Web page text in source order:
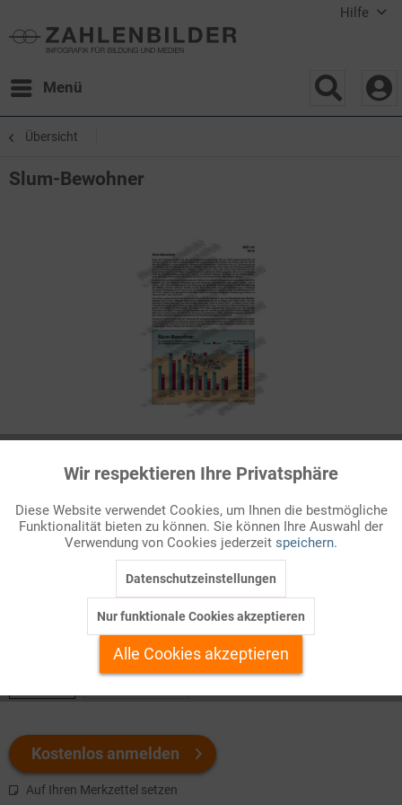
Hilfe
Menü
Übersicht
Slum-Bewohner
Eines der Entwicklungsziele, die sich die Weltgemeinschaft für
die Zeit bis 2030 vorgenommen hat, will Schluss machen mit
Welchen Download brauchen Sie?
s/w-Version
Kostenlos anmelden
Auf Ihren Merkzettel setzen
Funktionale Aktiv
Marketing Inaktiv
Personalisierung Inaktiv
Service
Wir respektieren Ihre Privatsphäre
Diese Website verwendet Cookies, um Ihnen die bestmögliche
Funktionalität bieten zu können. Sie können Ihre Auswahl der
Verwendung von Cookies jederzeit speichern.
Datenschutzeinstellungen
Nur funktionale Cookies akzeptieren
Alle Cookies akzeptieren